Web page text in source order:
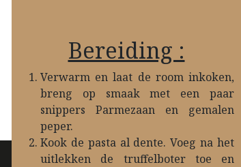
Bereiding :
Verwarm en laat de room inkoken,
breng op smaak met een paar
snippers Parmezaan en gemalen
peper.
Kook de pasta al dente. Voeg na het
uitlekken de truffelboter toe en